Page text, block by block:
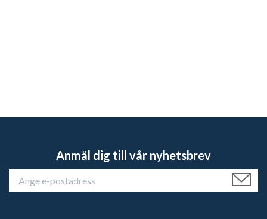
Anmäl dig till vår nyhetsbrev